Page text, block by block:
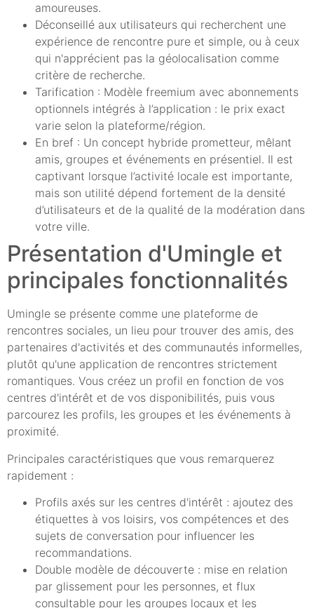
amoureuses.
Déconseillé aux utilisateurs qui recherchent une
expérience de rencontre pure et simple, ou à ceux
qui n'apprécient pas la géolocalisation comme
critère de recherche.
Tarification : Modèle freemium avec abonnements
optionnels intégrés à l’application : le prix exact
varie selon la plateforme/région.
En bref : Un concept hybride prometteur, mêlant
amis, groupes et événements en présentiel. Il est
captivant lorsque l’activité locale est importante,
mais son utilité dépend fortement de la densité
d’utilisateurs et de la qualité de la modération dans
votre ville.
Présentation d'Umingle et
principales fonctionnalités
Umingle se présente comme une plateforme de
rencontres sociales, un lieu pour trouver des amis, des
partenaires d'activités et des communautés informelles,
plutôt qu'une application de rencontres strictement
romantiques. Vous créez un profil en fonction de vos
centres d'intérêt et de vos disponibilités, puis vous
parcourez les profils, les groupes et les événements à
proximité.
Principales caractéristiques que vous remarquerez
rapidement :
Profils axés sur les centres d'intérêt : ajoutez des
étiquettes à vos loisirs, vos compétences et des
sujets de conversation pour influencer les
recommandations.
Double modèle de découverte : mise en relation
par glissement pour les personnes, et flux
consultable pour les groupes locaux et les